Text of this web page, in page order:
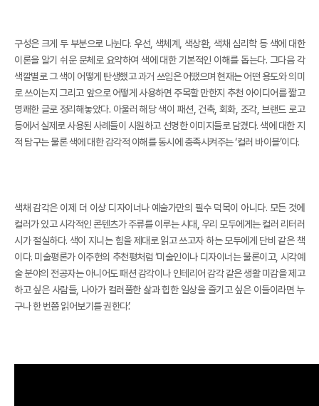
구성은 크게 두 부분으로 나뉜다. 우선, 색체계, 색상환, 색채 심리학 등 색에 대한
이론을 알기 쉬운 문체로 요약하여 색에 대한 기본적인 이해를 돕는다. 그다음 각
색깔별로 그 색이 어떻게 탄생했고 과거 쓰임은 어땠으며 현재는 어떤 용도와 의미
로 쓰이는지 그리고 앞으로 어떻게 사용하면 주목할 만한지 추천 아이디어를 짧고
명쾌한 글로 정리해놓았다. 아울러 해당 색이 패션, 건축, 회화, 조각, 브랜드 로고
등에서 실제로 사용된 사례들이 시원하고 선명한 이미지들로 담겼다. 색에 대한 지
적 탐구는 물론 색에 대한 감각적 이해를 동시에 충족시켜주는 ‘컬러 바이블’이다.
색채 감각은 이제 더 이상 디자이너나 예술가만의 필수 덕목이 아니다. 모든 것에
컬러가 있고 시각적인 콘텐츠가 주류를 이루는 시대, 우리 모두에게는 컬러 리터러
시가 절실하다. 색이 지니는 힘을 제대로 읽고 쓰고자 하는 모두에게 단비 같은 책
이다. 미술평론가 이주헌의 추천평처럼 ‘미술인이나 디자이너는 물론이고, 시각예
술 분야의 전공자는 아니어도 패션 감각이나 인테리어 감각 같은 생활 미감을 제고
하고 싶은 사람들, 나아가 컬러풀한 삶과 힙한 일상을 즐기고 싶은 이들이라면 누
구나 한 번쯤 읽어보기를 권한다’.